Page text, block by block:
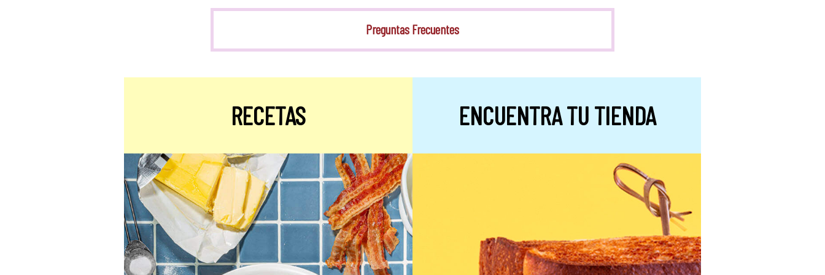
Alulosa
Preguntas Frecuentes
RECETAS ENCUENTRA TU TIENDA